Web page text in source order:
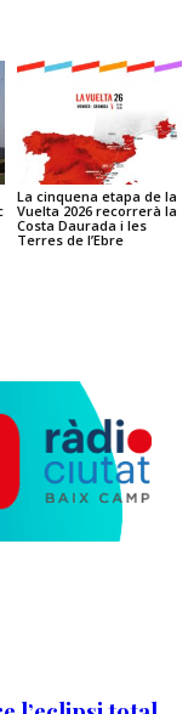
La cinquena etapa de la
Vuelta 2026 recorrerà la
Costa Daurada i les
Terres de l’Ebre